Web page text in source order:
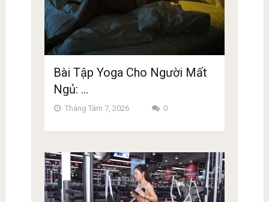
Bài Tập Yoga Cho Người Mất
Ngủ: …
Tháng Tám 7, 2026 0